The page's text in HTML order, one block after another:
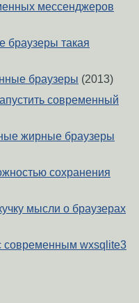
мессенджеров
браузеры такая
браузеры (2013)
современный
жирные браузеры
сохранения
мысли о браузерах
современным wxsqlite3